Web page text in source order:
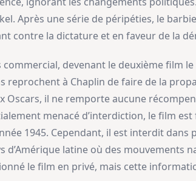
Après une série de péripéties, le
contre la dictature et en faveur de la
devenant le deuxième film
reprochent à Chaplin de faire de la
il ne remporte aucune
menacé d’interdiction, le film
1945. Cependant, il est interdit
d’Amérique latine où des mouvements
le film en privé, mais cette